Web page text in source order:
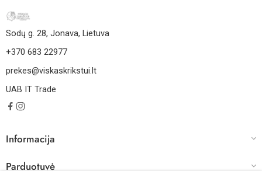
Sodų g. 28, Jonava, Lietuva
+370 683 22977
prekes@viskaskrikstui.lt
UAB IT Trade
Informacija
Parduotuvė